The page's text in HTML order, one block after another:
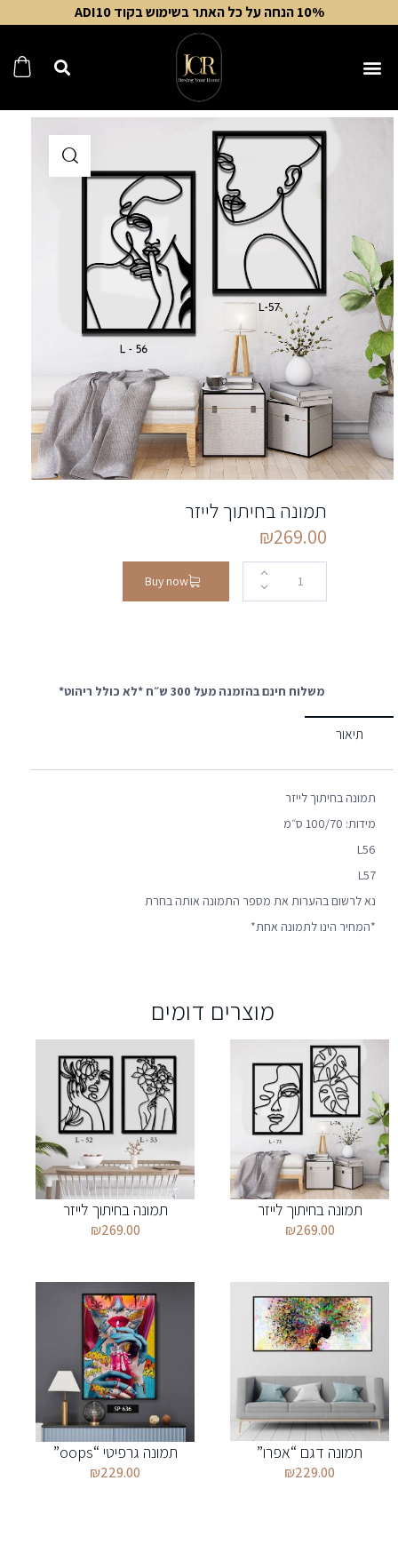
10% הנחה על כל האתר בשימוש בקוד ADI10
תמונה בחיתוך לייזר
₪269.00
Buy now
משלוח חינם בהזמנה מעל 300 ש״ח *לא כולל ריהוט*
תיאור
תמונה בחיתוך לייזר
מידות: 100/70 ס״מ
L56
L57
נא לרשום בהערות את מספר התמונה אותה בחרת
*המחיר הינו לתמונה אחת*
מוצרים דומים
תמונה בחיתוך לייזר
₪269.00
תמונה בחיתוך לייזר
₪269.00
תמונה דגם “אפרו”
₪229.00
תמונה גרפיטי “oops”
₪229.00